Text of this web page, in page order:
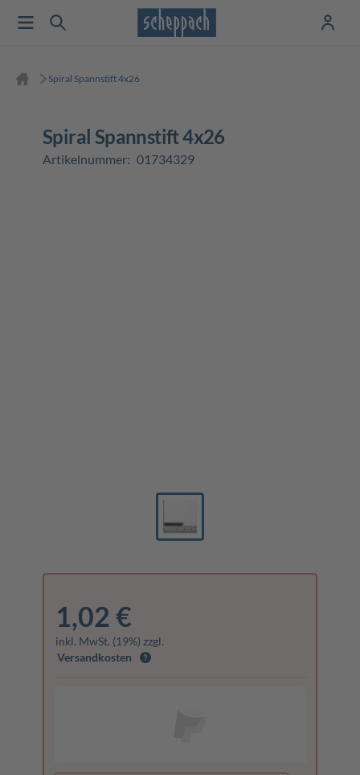
Spiral Spannstift 4x26
Spiral Spannstift 4x26
Artikelnummer: 01734329
1,02 €
inkl. MwSt. (19%) zzgl.
Versandkosten